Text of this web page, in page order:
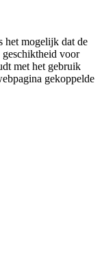
het mogelijk dat de
voor
met het gebruik
gekoppelde